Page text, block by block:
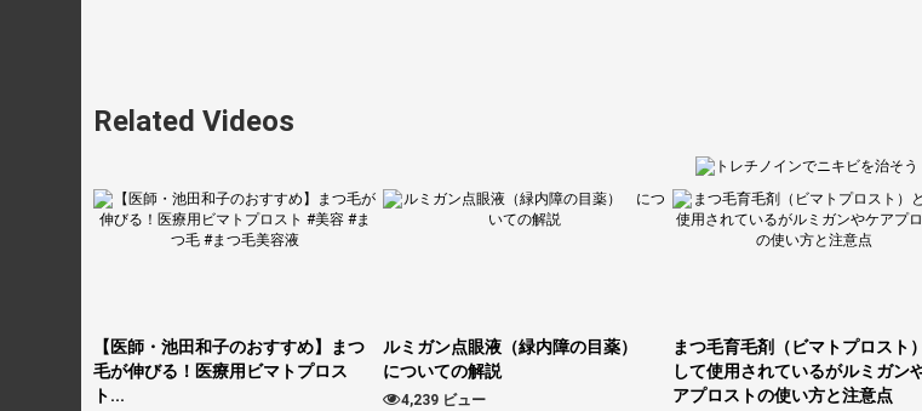
Related Videos
【医師・池田和子のおすすめ】まつ
毛が伸びる！医療用ビマトプロス
ト...
ルミガン点眼液（緑内障の目薬）
についての解説
4,239 ビュー
まつ毛育毛剤（ビマトプロスト
して使用されているがルミガン
アプロストの使い方と注意点